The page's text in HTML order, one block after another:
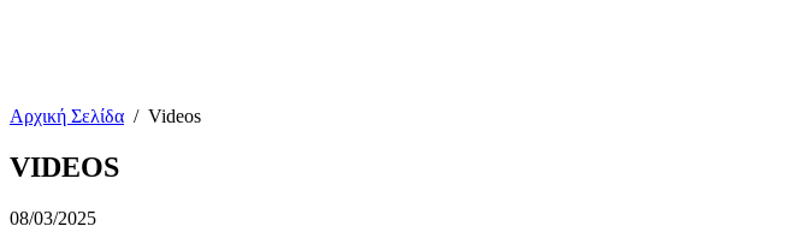
Αρχική Σελίδα / Videos
VIDEOS
08/03/2025